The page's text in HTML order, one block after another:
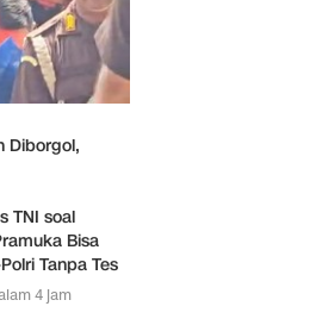
Diborgol,
TNI soal
Bisa
Tanpa Tes
4 jam